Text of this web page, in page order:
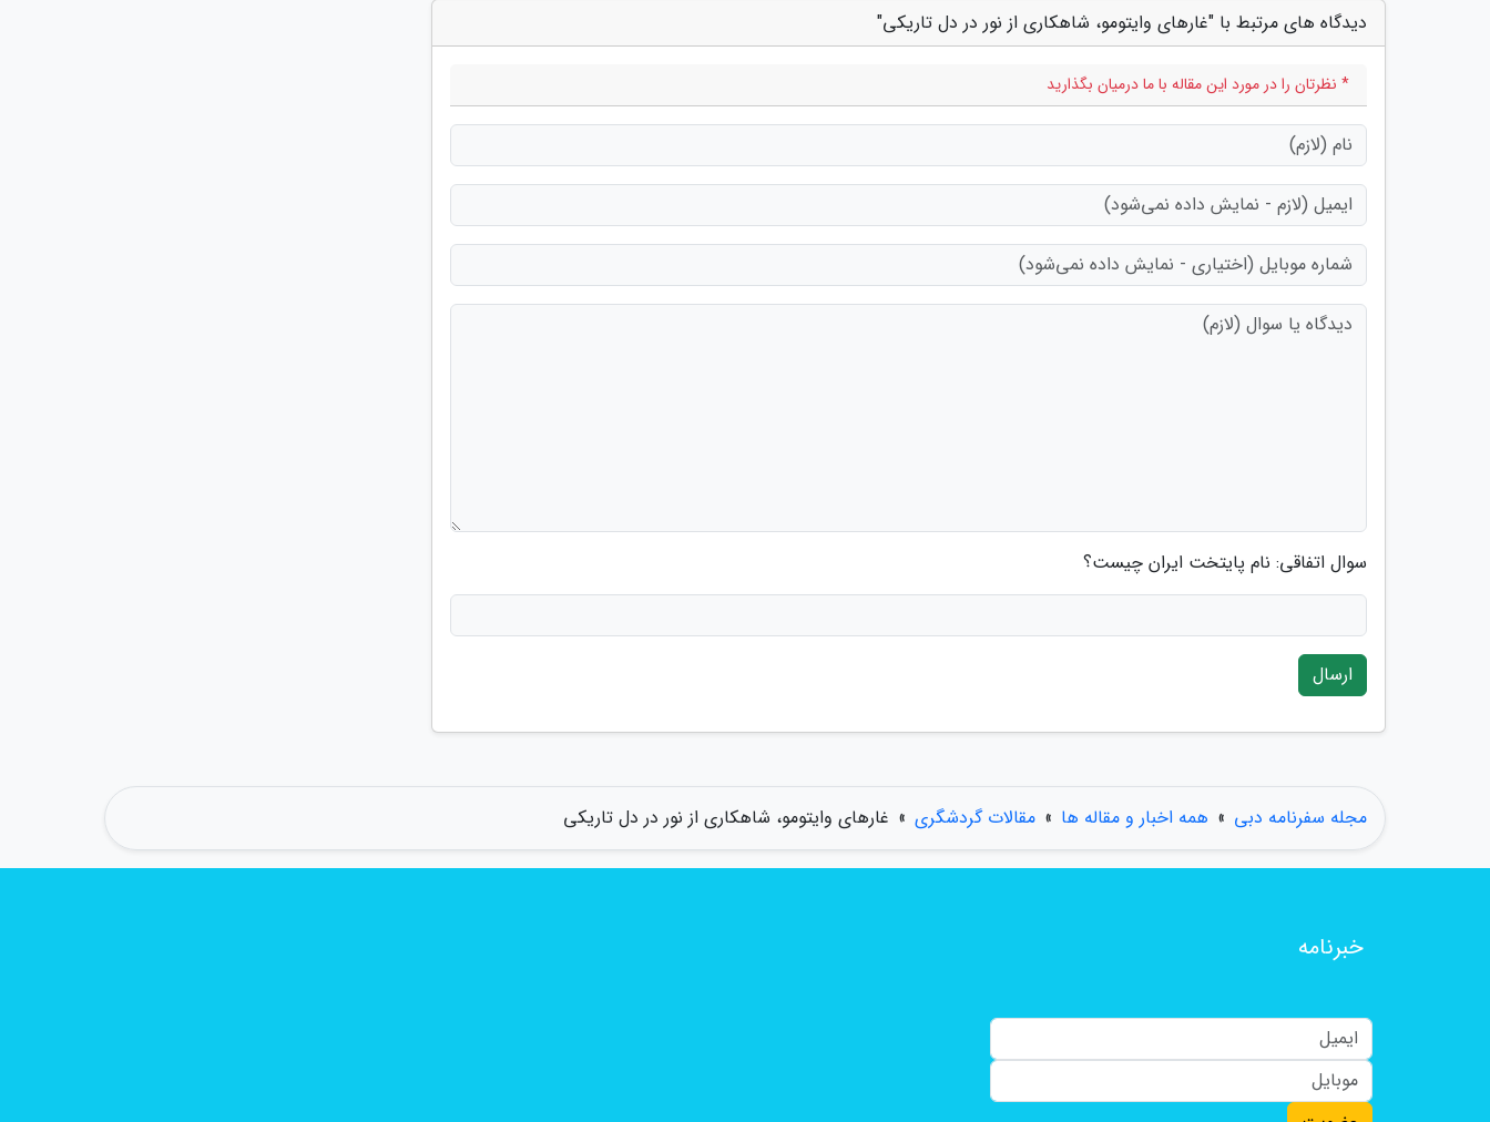
دیدگاه های مرتبط با "غارهای وایتومو، شاهکاری از نور در دل تاریکی"
* نظرتان را در مورد این مقاله با ما درمیان بگذارید
سوال اتفاقی: نام پایتخت ایران چیست؟
ارسال
مجله سفرنامه دبی » همه اخبار و مقاله ها » مقالات گردشگری » غارهای وایتومو، شاهکاری از نور در دل تاریکی
خبرنامه